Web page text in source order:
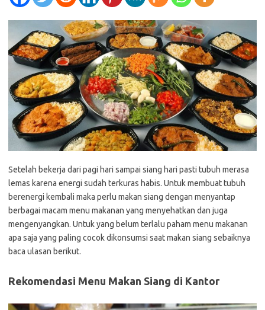
Setelah bekerja dari pagi hari sampai siang hari pasti tubuh merasa
lemas karena energi sudah terkuras habis. Untuk membuat tubuh
berenergi kembali maka perlu makan siang dengan menyantap
berbagai macam menu makanan yang menyehatkan dan juga
mengenyangkan. Untuk yang belum terlalu paham menu makanan
apa saja yang paling cocok dikonsumsi saat makan siang sebaiknya
baca ulasan berikut.
Rekomendasi Menu Makan Siang di Kantor